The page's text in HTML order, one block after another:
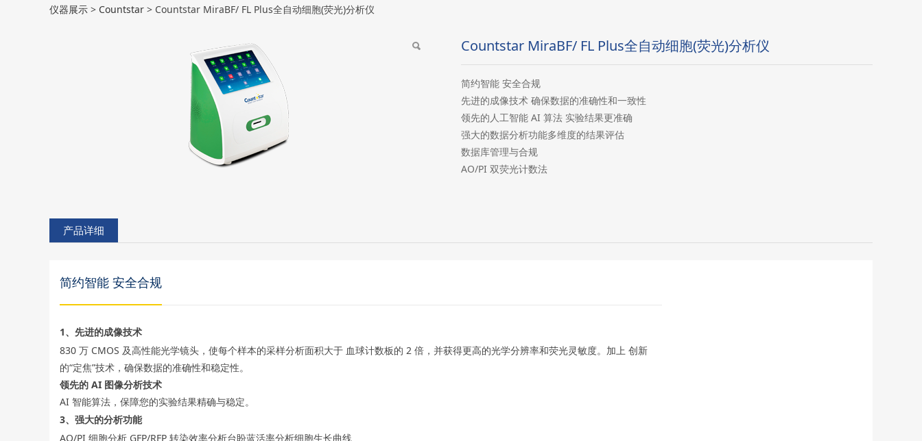
Countstar MiraBF/ FL Plus全自动细胞(荧光)分析仪
仪器展示 > Countstar > Countstar MiraBF/ FL Plus全自动细胞(荧光)分析仪
Countstar MiraBF/ FL Plus全自动细胞(荧光)分析仪
简约智能 安全合规
先进的成像技术 确保数据的准确性和一致性
领先的人工智能 AI 算法 实验结果更准确
强大的数据分析功能多维度的结果评估
数据库管理与合规
AO/PI 双荧光计数法
产品详细
简约智能 安全合规
1、先进的成像技术
830 万 CMOS 及高性能光学镜头，使每个样本的采样分析面积大于 血球计数板的 2 倍，并获得更高的光学分辨率和荧光灵敏度。加上 创新
的“定焦”技术，确保数据的准确性和稳定性。
领先的 AI 图像分析技术
AI 智能算法，保障您的实验结果精确与稳定。
3、强大的分析功能
AO/PI 细胞分析 GFP/RFP 转染效率分析台盼蓝活率分析细胞生长曲线